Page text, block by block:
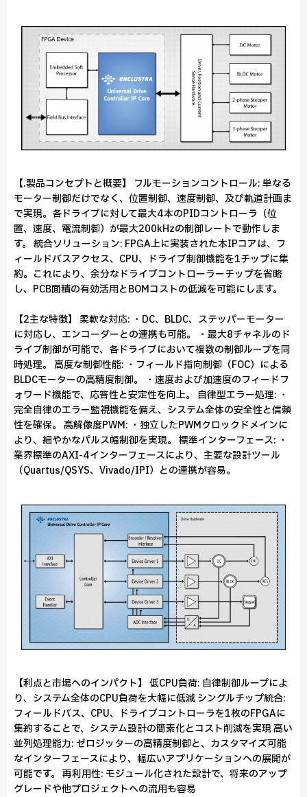
【.製品コンセプトと概要】 フルモーションコントロール: 単なる
モーター制御だけでなく、位置制御、速度制御、及び軌道計画ま
で実現。各ドライブに対して最大4本のPIDコントローラ（位
置、速度、電流制御）が最大200kHzの制御レートで動作しま
す。 統合ソリューション: FPGA上に実装された本IPコアは、フ
ィールドバスアクセス、CPU、ドライブ制御機能を1チップに集
約。これにより、余分なドライブコントローラーチップを省略
し、PCB面積の有効活用とBOMコストの低減を可能にします。
【2主な特徴】 柔軟な対応: ・DC、BLDC、ステッパーモーター
に対応し、エンコーダーとの連携も可能。 ・最大8チャネルのド
ライブ制御が可能で、各ドライブにおいて複数の制御ループを同
時処理。 高度な制御性能: ・フィールド指向制御（FOC）による
BLDCモーターの高精度制御。 ・速度および加速度のフィードフ
ォワード機能で、応答性と安定性を向上。 自律型エラー処理: ・
完全自律のエラー監視機能を備え、システム全体の安全性と信頼
性を確保。 高解像度PWM: ・独立したPWMクロックドメインに
より、細やかなパルス幅制御を実現。 標準インターフェース: ・
業界標準のAXI-4インターフェースにより、主要な設計ツール
（Quartus/QSYS、Vivado/IPI）との連携が容易。
【利点と市場へのインパクト】 低CPU負荷: 自律制御ループによ
り、システム全体のCPU負荷を大幅に低減 シングルチップ統合:
フィールドバス、CPU、ドライブコントローラを1枚のFPGAに
集約することで、システム設計の簡素化とコスト削減を実現 高い
並列処理能力: ゼロジッターの高精度制御と、カスタマイズ可能
なインターフェースにより、幅広いアプリケーションへの展開が
可能です。 再利用性: モジュール化された設計で、将来のアップ
グレードや他プロジェクトへの流用も容易